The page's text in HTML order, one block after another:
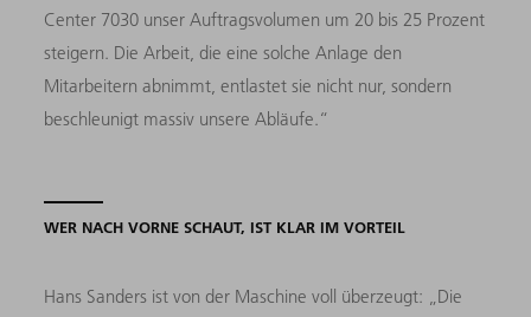
Center 7030 unser Auftragsvolumen um 20 bis 25 Prozent
steigern. Die Arbeit, die eine solche Anlage den
Mitarbeitern abnimmt, entlastet sie nicht nur, sondern
beschleunigt massiv unsere Abläufe.“
WER NACH VORNE SCHAUT, IST KLAR IM VORTEIL
Hans Sanders ist von der Maschine voll überzeugt: „Die